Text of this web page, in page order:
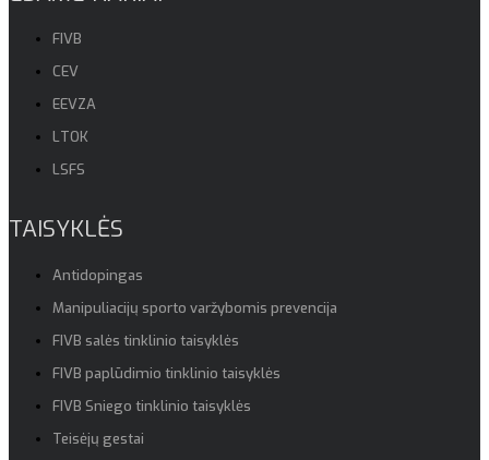
FIVB
CEV
EEVZA
LTOK
LSFS
TAISYKLĖS
Antidopingas
Manipuliacijų sporto varžybomis prevencija
FIVB salės tinklinio taisyklės
FIVB paplūdimio tinklinio taisyklės
FIVB Sniego tinklinio taisyklės
Teisėjų gestai